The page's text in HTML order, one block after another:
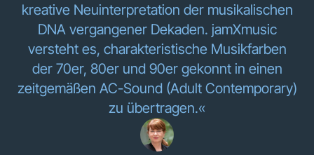
kreative Neuinterpretation der musikalischen
DNA vergangener Dekaden. jamXmusic
versteht es, charakteristische Musikfarben
der 70er, 80er und 90er gekonnt in einen
zeitgemäßen AC-Sound (Adult Contemporary)
zu übertragen.«